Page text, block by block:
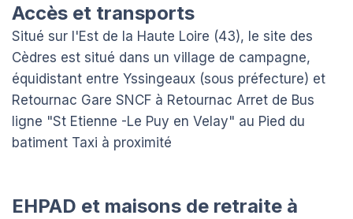
Accès et transports
Situé sur l'Est de la Haute Loire (43), le site des
Cèdres est situé dans un village de campagne,
équidistant entre Yssingeaux (sous préfecture) et
Retournac Gare SNCF à Retournac Arret de Bus
ligne "St Etienne -Le Puy en Velay" au Pied du
batiment Taxi à proximité
EHPAD et maisons de retraite à